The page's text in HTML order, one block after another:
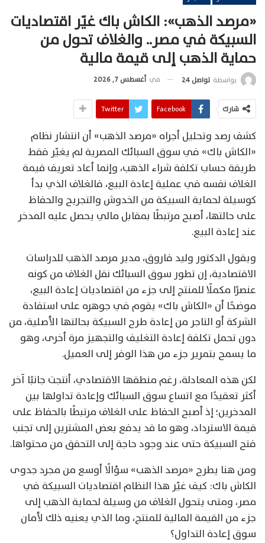
«مرصد الذهب»: الكاش باك غيّر اقتصاديات
السبيكة في مصر.. والغلاف تحول من
حماية الذهب إلى قيمة مالية
بواسطة تواصل 24 في أغسطس 7, 2026
شارك Facebook
Twitter
كشف رصد وتحليل أجراه «مرصد الذهب» أن انتشار نظام
«الكاش باك» في سوق السبائك المصرية لم يغيّر فقط
طريقة حساب تكلفة شراء الذهب، وإنما أعاد تعريف قيمة
الغلاف نفسه في عملية إعادة البيع، فالغلاف الذي بدأ
كوسيلة لحماية السبيكة من الخدوش والتجريح والحفاظ
على حالتها، أصبح مرتبطًا بمقابل مالي يحصل عليه المدخر
عند إعادة البيع.
ويقول الدكتور وليد فاروق، مدير مرصد الذهب للدراسات
الاقتصادية، إن تطور سوق السبائك نقل الغلاف من كونه
عنصرًا مكملًا للمنتج إلى جزء من اقتصاديات إعادة البيع،
موضحًا أن «الكاش باك» يقوم في جوهره على استفادة
الشركة أو التاجر من إعادة طرح السبيكة بحالتها الأصلية، من
دون تحمل تكلفة إعادة التغليف والتجهيز مرة أخرى، وهو
ما يسمح بتمرير جزء من هذا الوفر إلى العميل.
لكن هذه المعادلة، رغم منطقها الاقتصادي، أنتجت جانبًا آخر
أكثر تعقيدًا مع اتساع سوق السبائك وإعادة تداولها بين
المدخرين؛ إذ أصبح الحفاظ على الغلاف مرتبطًا بالحفاظ على
قيمة الاسترداد، وهو ما قد يدفع بعض المشترين إلى تجنب
فتح السبيكة حتى عند وجود حاجة إلى التحقق من محتواها.
ومن هنا يطرح «مرصد الذهب» سؤالًا أوسع من مجرد جدوى
الكاش باك: كيف غيّر هذا النظام اقتصاديات السبيكة في
مصر، ومتى يتحول الغلاف من وسيلة لحماية الذهب إلى
جزء من القيمة المالية للمنتج، وما الذي يعنيه ذلك لأمان
سوق إعادة التداول؟